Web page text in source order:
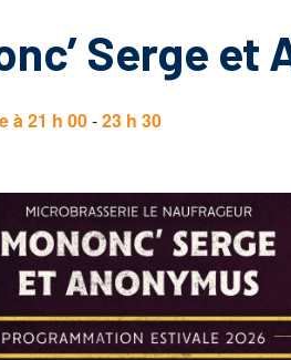
Serge et
à 21 h 00-23 h 30